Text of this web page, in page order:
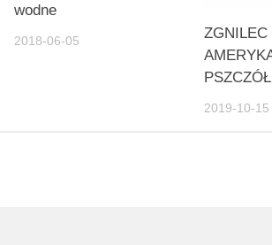
wodne
2018-06-05
ZGNILEC
PSZCZÓŁ
2019-10-15